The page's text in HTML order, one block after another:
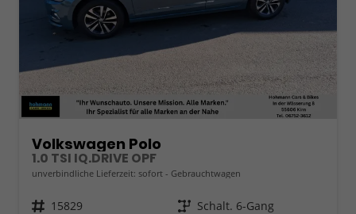
Volkswagen Polo
1.0 TSI IQ.DRIVE OPF
unverbindliche Lieferzeit: sofort Gebrauchtwagen
Fahrzeugnr. 15829 Getriebe Schalt. 6-Gang